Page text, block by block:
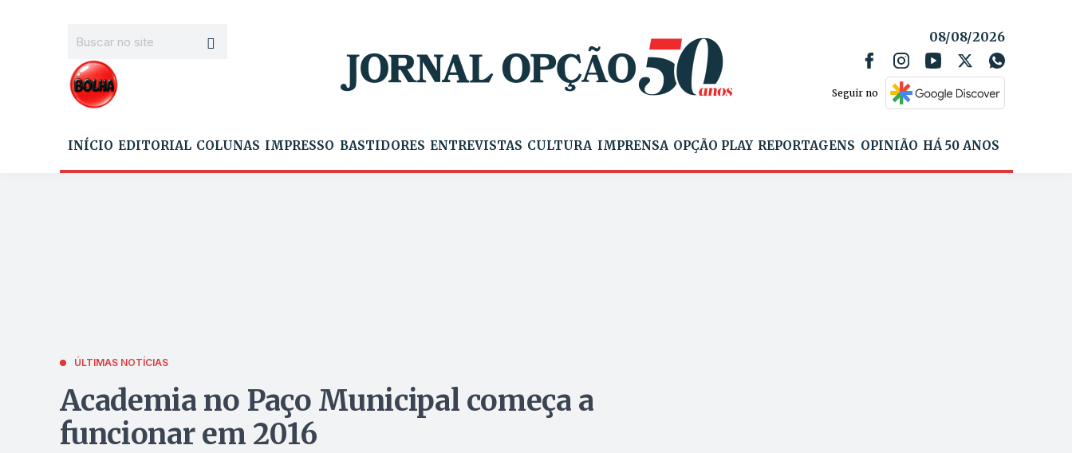
08/08/2026
Seguir no
INÍCIO EDITORIAL COLUNAS IMPRESSO BASTIDORES ENTREVISTAS CULTURA IMPRENSA OPÇÃO PLAY REPORTAGENS OPINIÃO HÁ 50 ANOS
ÚLTIMAS NOTÍCIAS
Academia no Paço Municipal começa a
funcionar em 2016